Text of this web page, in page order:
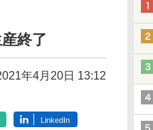
終了
年4月20日 13:12
LinkedIn